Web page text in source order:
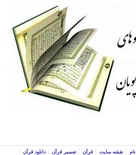
نقشه سایت قرآن تفسیر قرآن دانلود قرآن